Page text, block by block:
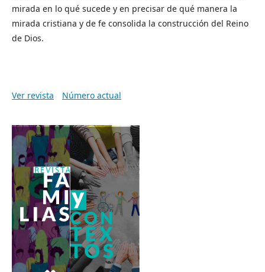
mirada en lo qué sucede y en precisar de qué manera la
mirada cristiana y de fe consolida la construcción del Reino
de Dios.
Ver revista Número actual